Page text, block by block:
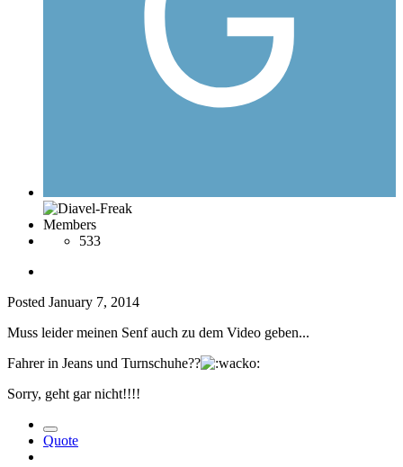
Members
533
Posted January 7, 2014
Muss leider meinen Senf auch zu dem Video geben...
Fahrer in Jeans und Turnschuhe??
Sorry, geht gar nicht!!!!
Quote